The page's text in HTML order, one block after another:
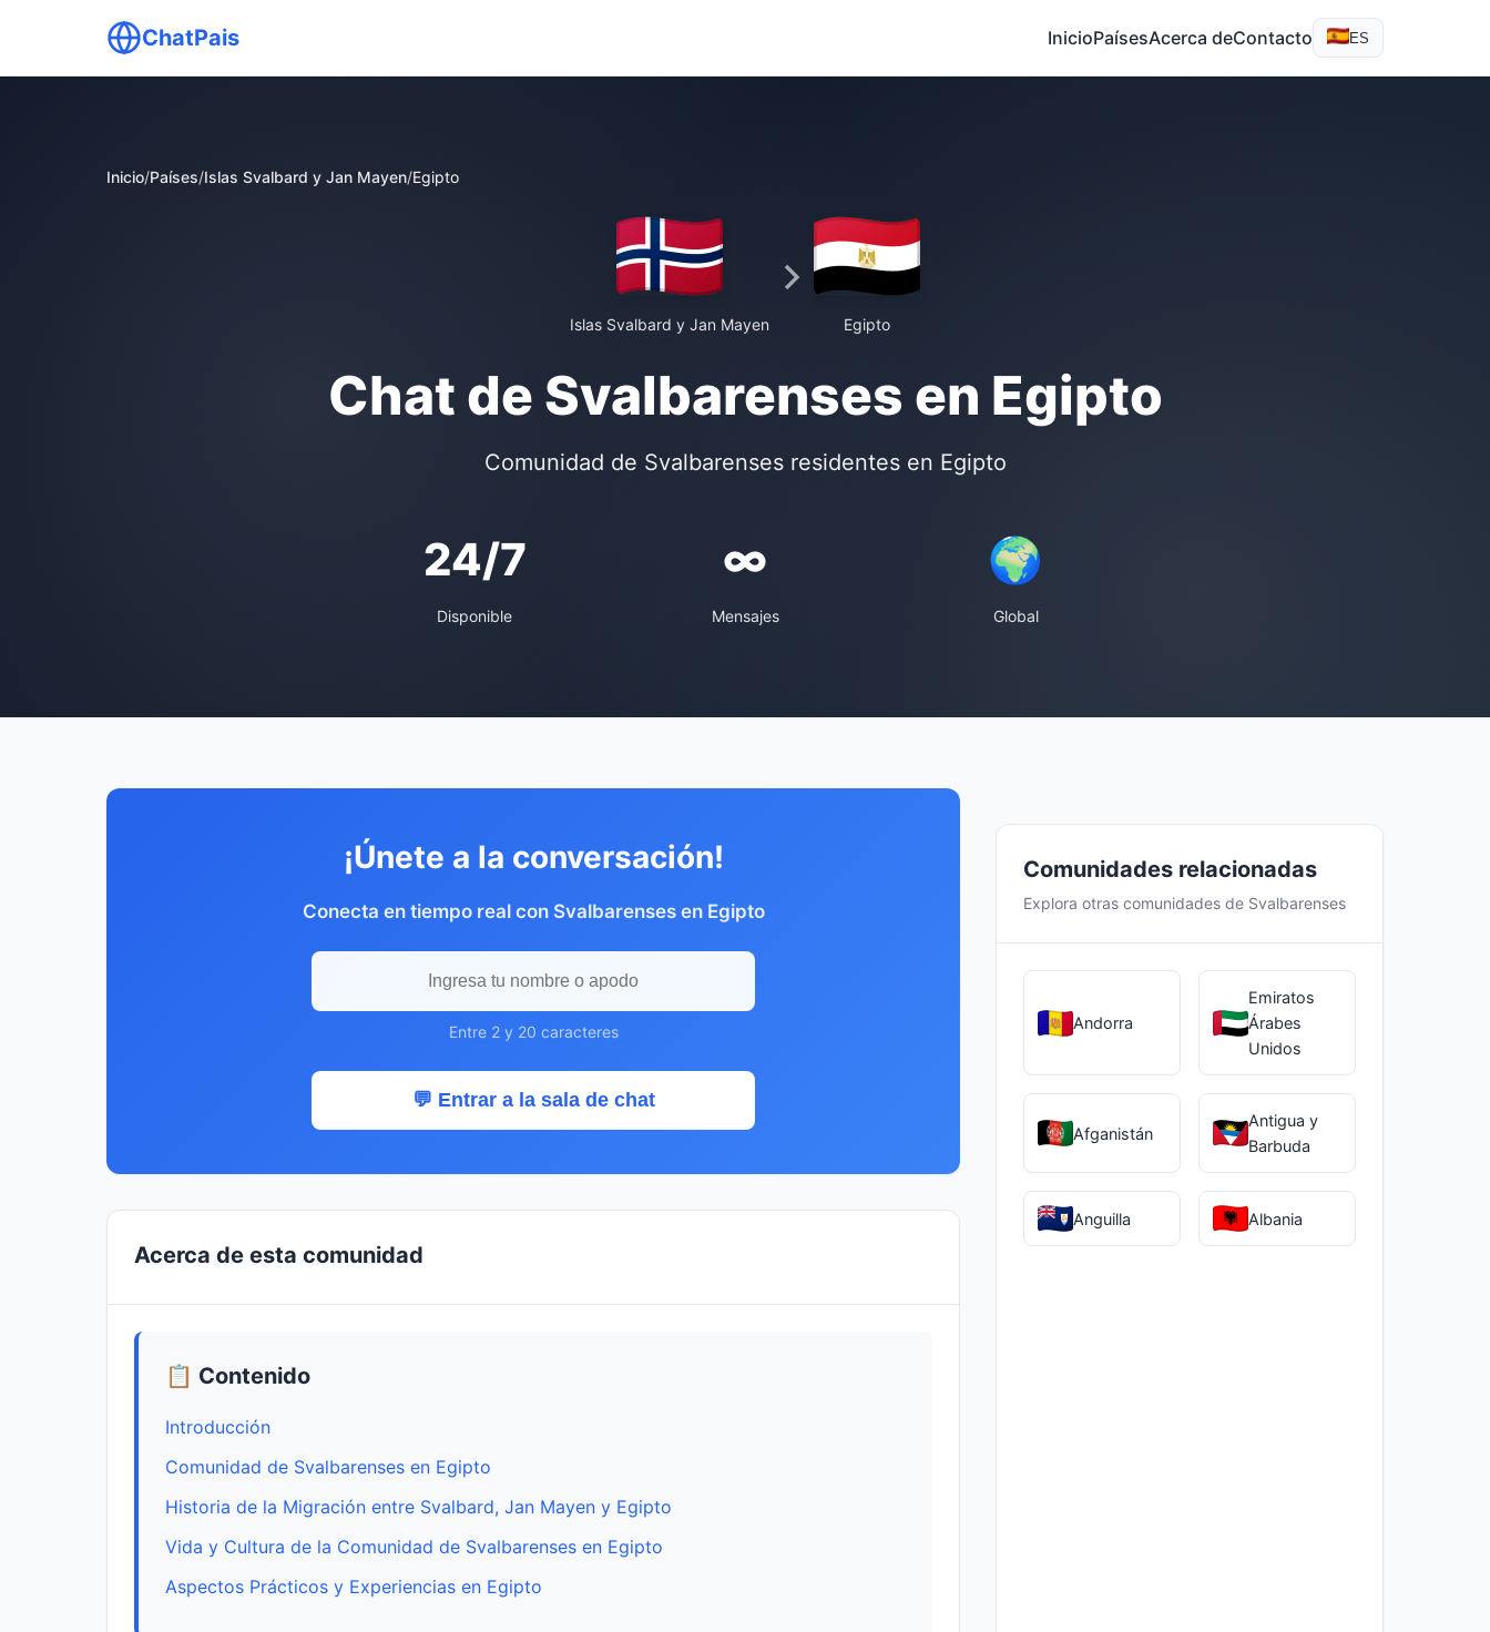
ChatPais InicioPaísesAcerca deContacto ES
Inicio/Países/Islas Svalbard y Jan Mayen/Egipto
Islas Svalbard y Jan Mayen Egipto
Chat de Svalbarenses en Egipto
Comunidad de Svalbarenses residentes en Egipto
24/7
Disponible
∞
Mensajes
🌍
Global
¡Únete a la conversación!
Conecta en tiempo real con Svalbarenses en Egipto
Entre 2 y 20 caracteres
💬 Entrar a la sala de chat
Acerca de esta comunidad
📋 Contenido
Introducción
Comunidad de Svalbarenses en Egipto
Historia de la Migración entre Svalbard, Jan Mayen y Egipto
Vida y Cultura de la Comunidad de Svalbarenses en Egipto
Aspectos Prácticos y Experiencias en Egipto
Comunidades relacionadas
Explora otras comunidades de Svalbarenses
Andorra
Emiratos
Árabes
Unidos
Afganistán
Antigua y
Barbuda
Anguilla Albania